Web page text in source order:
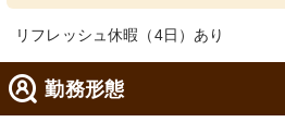
リフレッシュ休暇（4日）あり
勤務形態